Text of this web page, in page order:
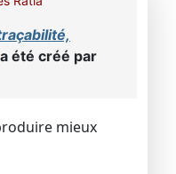
a été créé par
mieux